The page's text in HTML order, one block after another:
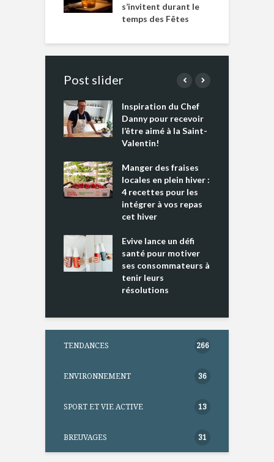
s’invitent durant le
temps des Fêtes
Post slider
Inspiration du Chef
Danny pour recevoir
l’être aimé à la Saint-
Valentin!
Manger des fraises
locales en plein hiver :
4 recettes pour les
intégrer à vos repas
cet hiver
Evive lance un défi
santé pour motiver
ses consommateurs à
tenir leurs
résolutions
TENDANCES 266
ENVIRONNEMENT 36
SPORT ET VIE ACTIVE 13
BREUVAGES 31